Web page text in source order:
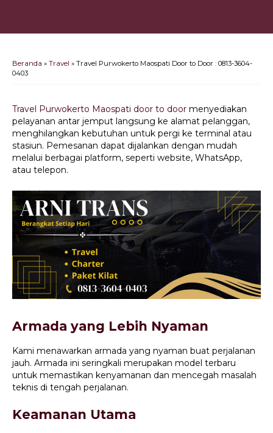
Beranda » Travel » Travel Purwokerto Maospati Door to Door : 0813-3604-
0403
Travel Purwokerto Maospati door to door menyediakan
pelayanan antar jemput langsung ke alamat pelanggan,
menghilangkan kebutuhan untuk pergi ke terminal atau
stasiun. Pemesanan dapat dijalankan dengan mudah
melalui berbagai platform, seperti website, WhatsApp,
atau telepon.
Armada yang Lebih Nyaman
Kami menawarkan armada yang nyaman buat perjalanan
jauh. Armada ini seringkali merupakan model terbaru
untuk memastikan kenyamanan dan mencegah masalah
teknis di tengah perjalanan.
Keamanan Utama